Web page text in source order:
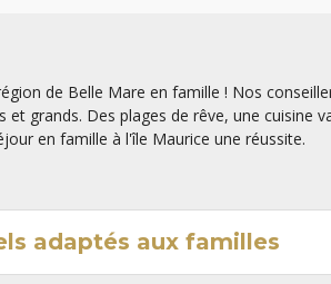
de Belle Mare en famille ! Nos
et grands. Des plages de rêve, une cuisine
en famille à l'île Maurice une réussite.
adaptés aux familles